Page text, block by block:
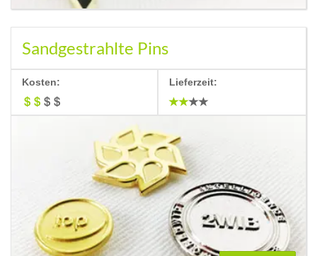
Sandgestrahlte Pins
Kosten: Lieferzeit: